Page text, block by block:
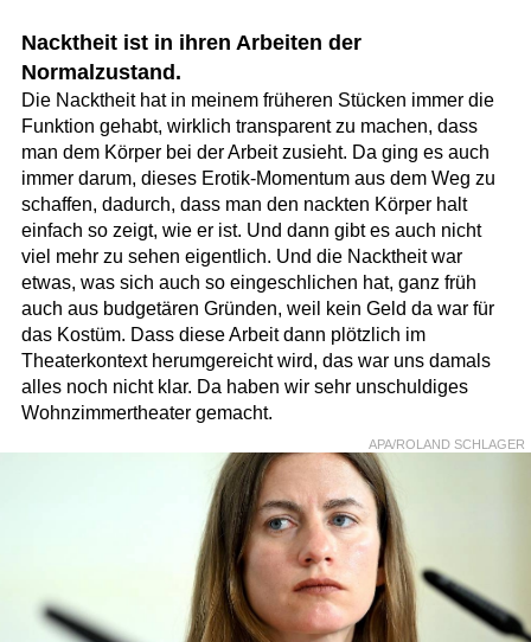
Nacktheit ist in ihren Arbeiten der
Normalzustand.
Die Nacktheit hat in meinem früheren Stücken immer die
Funktion gehabt, wirklich transparent zu machen, dass
man dem Körper bei der Arbeit zusieht. Da ging es auch
immer darum, dieses Erotik-Momentum aus dem Weg zu
schaffen, dadurch, dass man den nackten Körper halt
einfach so zeigt, wie er ist. Und dann gibt es auch nicht
viel mehr zu sehen eigentlich. Und die Nacktheit war
etwas, was sich auch so eingeschlichen hat, ganz früh
auch aus budgetären Gründen, weil kein Geld da war für
das Kostüm. Dass diese Arbeit dann plötzlich im
Theaterkontext herumgereicht wird, das war uns damals
alles noch nicht klar. Da haben wir sehr unschuldiges
Wohnzimmertheater gemacht.
APA/ROLAND SCHLAGER